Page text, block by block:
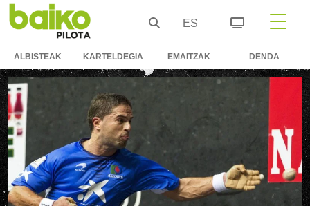
ES
ALBISTEAK KARTELDEGIA EMAITZAK DENDA